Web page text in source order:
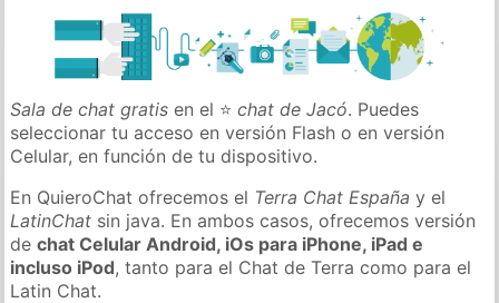
Sala de chat gratis en el ⭐chat de Jacó. Puedes
seleccionar tu acceso en versión Flash o en versión
Celular, en función de tu dispositivo.
En QuieroChat ofrecemos el Terra Chat España y el
LatinChat sin java. En ambos casos, ofrecemos versión
dechat Celular Android, iOs para iPhone, iPad e
incluso iPod, tanto para el Chat de Terra como para el
Latin Chat.